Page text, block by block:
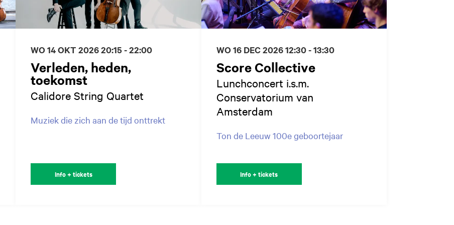
Verleden, heden,
toekomst
Calidore String Quartet
Muziek die zich aan de tijd onttrekt
WO 14 OKT 202620:15 - 22:00
Info + tickets
Score Collective
Lunchconcert i.s.m.
Conservatorium van
Amsterdam
Ton de Leeuw 100e geboortejaar
WO 16 DEC 202612:30 - 13:30
Info + tickets